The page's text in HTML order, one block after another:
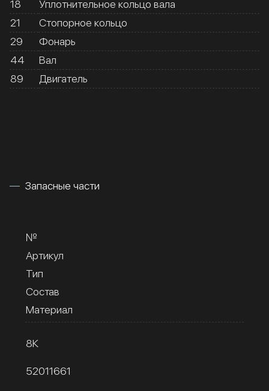
18
Уплотнительное кольцо вала
21
Стопорное кольцо
29
Фонарь
44
Вал
89
Двигатель
Запасные части
№
Артикул
Тип
Состав
Материал
8К
52011661